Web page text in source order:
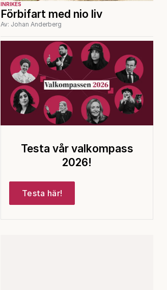
INRIKES
Förbifart med nio liv
Av: Johan Anderberg
Testa vår valkompass
2026!
Testa här!